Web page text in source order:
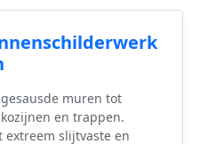
muren tot
en trappen.
extreem slijtvaste en